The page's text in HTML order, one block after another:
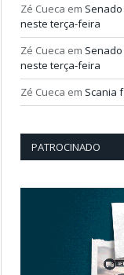
Zé Cueca em
neste terça-feira
Zé Cueca em
neste terça-feira
Zé Cueca em Scania
PATROCINADO